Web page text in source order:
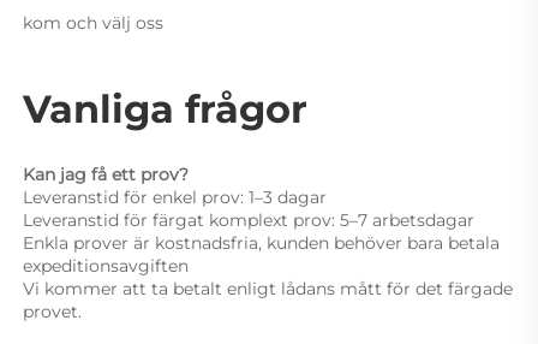
kom och välj oss
Vanliga frågor
Kan jag få ett prov?
Leveranstid för enkel prov: 1–3 dagar
Leveranstid för färgat komplext prov: 5–7 arbetsdagar
Enkla prover är kostnadsfria, kunden behöver bara betala
expeditionsavgiften
Vi kommer att ta betalt enligt lådans mått för det färgade
provet.